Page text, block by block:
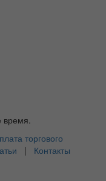
время.
торгового
| Контакты